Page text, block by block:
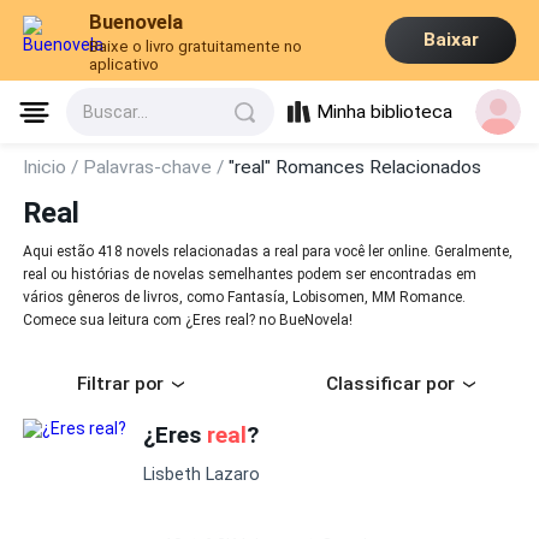
Buenovela
Baixe o livro gratuitamente no
aplicativo
Baixar
Buscar... Minha biblioteca
Inicio / Palavras-chave /"real" Romances Relacionados
Real
Aqui estão 418 novels relacionadas a real para você ler online. Geralmente,
real ou histórias de novelas semelhantes podem ser encontradas em
vários gêneros de livros, como Fantasía, Lobisomen, MM Romance.
Comece sua leitura com ¿Eres real? no BueNovela!
Filtrar por Classificar por
¿Eres real?
Lisbeth Lazaro